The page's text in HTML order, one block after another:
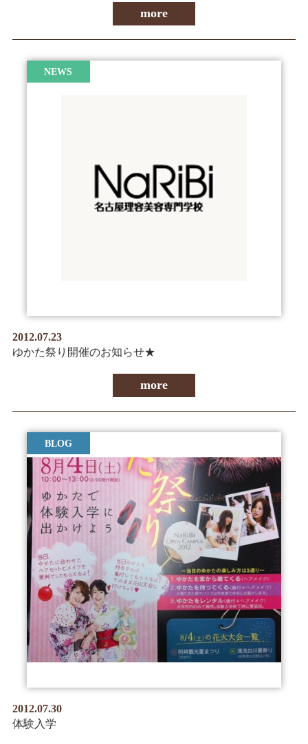
more
NEWS
2012.07.23
ゆかた祭り開催のお知らせ★
more
BLOG
2012.07.30
体験入学